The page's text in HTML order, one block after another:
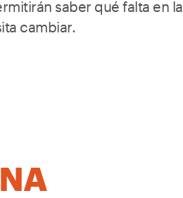
saber qué falta en la
cambiar.